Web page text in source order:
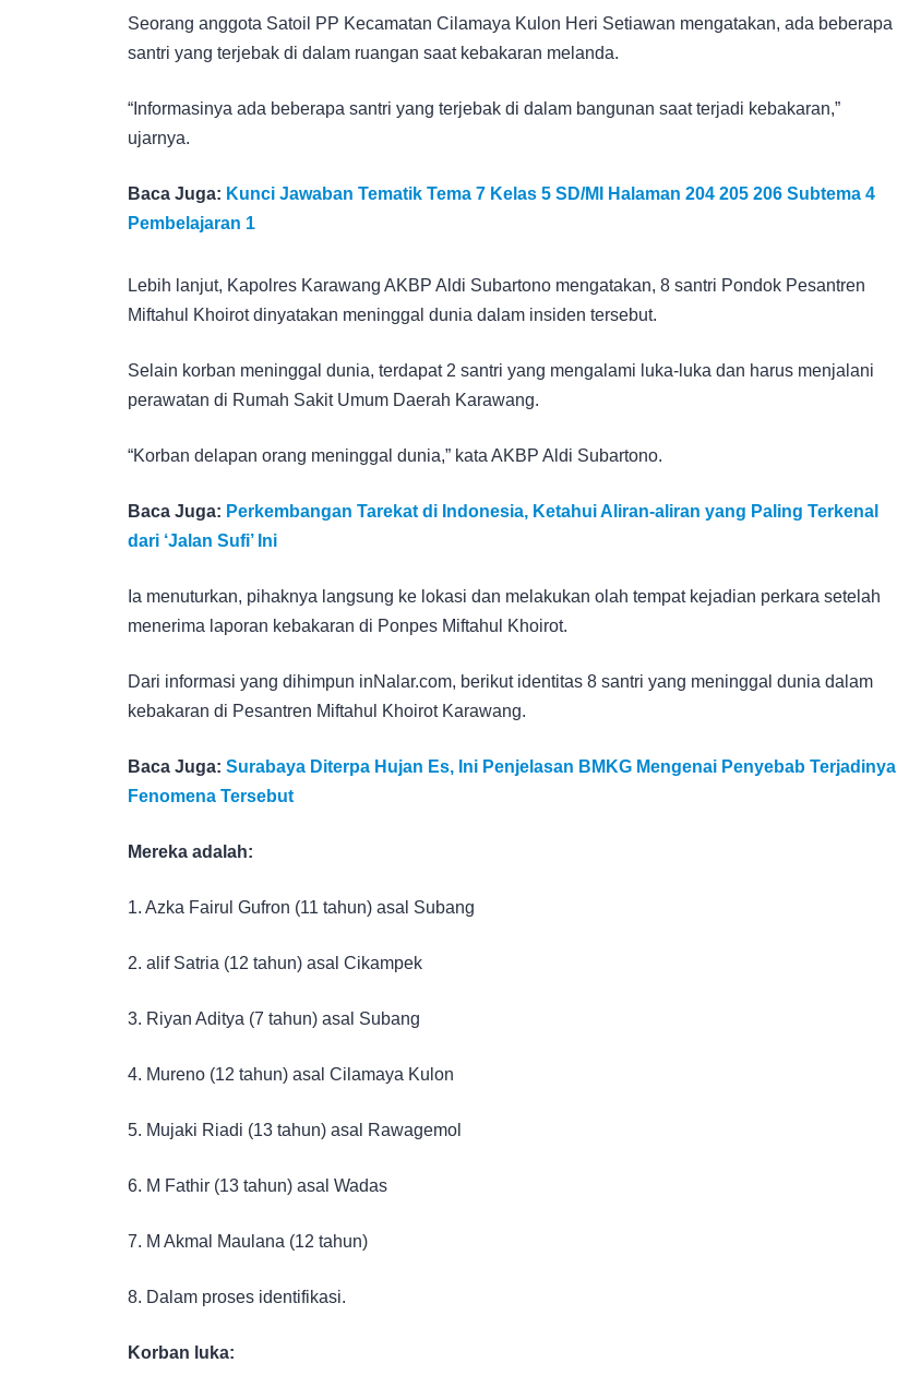
Seorang anggota Satoil PP Kecamatan Cilamaya Kulon Heri Setiawan mengatakan, ada beberapa
santri yang terjebak di dalam ruangan saat kebakaran melanda.
“Informasinya ada beberapa santri yang terjebak di dalam bangunan saat terjadi kebakaran,”
ujarnya.
Baca Juga: Kunci Jawaban Tematik Tema 7 Kelas 5 SD/MI Halaman 204 205 206 Subtema 4
Pembelajaran 1
Lebih lanjut, Kapolres Karawang AKBP Aldi Subartono mengatakan, 8 santri Pondok Pesantren
Miftahul Khoirot dinyatakan meninggal dunia dalam insiden tersebut.
Selain korban meninggal dunia, terdapat 2 santri yang mengalami luka-luka dan harus menjalani
perawatan di Rumah Sakit Umum Daerah Karawang.
“Korban delapan orang meninggal dunia,” kata AKBP Aldi Subartono.
Baca Juga: Perkembangan Tarekat di Indonesia, Ketahui Aliran-aliran yang Paling Terkenal
dari ‘Jalan Sufi’ Ini
Ia menuturkan, pihaknya langsung ke lokasi dan melakukan olah tempat kejadian perkara setelah
menerima laporan kebakaran di Ponpes Miftahul Khoirot.
Dari informasi yang dihimpun inNalar.com, berikut identitas 8 santri yang meninggal dunia dalam
kebakaran di Pesantren Miftahul Khoirot Karawang.
Baca Juga: Surabaya Diterpa Hujan Es, Ini Penjelasan BMKG Mengenai Penyebab Terjadinya
Fenomena Tersebut
Mereka adalah:
1. Azka Fairul Gufron (11 tahun) asal Subang
2. alif Satria (12 tahun) asal Cikampek
3. Riyan Aditya (7 tahun) asal Subang
4. Mureno (12 tahun) asal Cilamaya Kulon
5. Mujaki Riadi (13 tahun) asal Rawagemol
6. M Fathir (13 tahun) asal Wadas
7. M Akmal Maulana (12 tahun)
8. Dalam proses identifikasi.
Korban luka: